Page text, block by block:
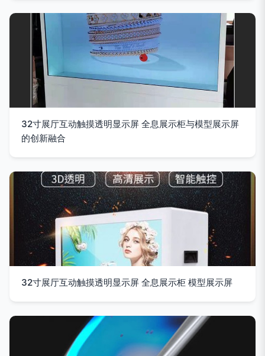
32寸展厅互动触摸透明显示屏 全息展示柜与模型展示屏
的创新融合
32寸展厅互动触摸透明显示屏 全息展示柜 模型展示屏